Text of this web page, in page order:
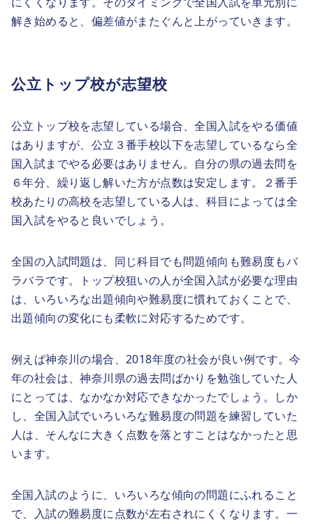
解き始めると、偏差値がまたぐんと上がっていきます。
公立トップ校が志望校
公立トップ校を志望している場合、全国入試をやる価値
はありますが、公立３番手校以下を志望しているなら全
国入試までやる必要はありません。自分の県の過去問を
６年分、繰り返し解いた方が点数は安定します。２番手
校あたりの高校を志望している人は、科目によっては全
国入試をやると良いでしょう。
全国の入試問題は、同じ科目でも問題傾向も難易度もバ
ラバラです。トップ校狙いの人が全国入試が必要な理由
は、いろいろな出題傾向や難易度に慣れておくことで、
出題傾向の変化にも柔軟に対応するためです。
例えば神奈川の場合、2018年度の社会が良い例です。今
年の社会は、神奈川県の過去問ばかりを勉強していた人
にとっては、なかなか対応できなかったでしょう。しか
し、全国入試でいろいろな難易度の問題を練習していた
人は、そんなに大きく点数を落とすことはなかったと思
います。
全国入試のように、いろいろな傾向の問題にふれること
で、入試の難易度に点数が左右されにくくなります。一